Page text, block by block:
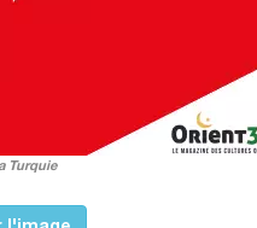
Turquie